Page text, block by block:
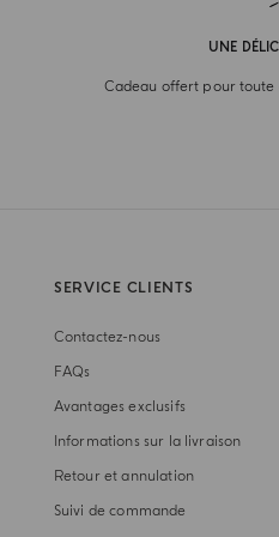
UNE
Cadeau offert pour
SERVICE CLIENTS
Contactez-nous
FAQs
Avantages exclusifs
Informations sur la livraison
Retour et annulation
Suivi de commande